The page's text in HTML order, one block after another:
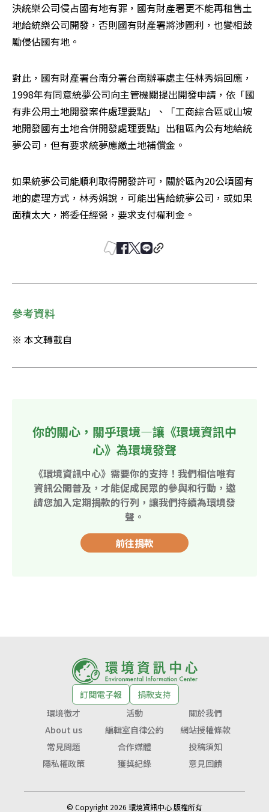
決統樂公司侵占國有地有罪，國有財產署更不能再租售土
地給統樂公司開發，否則國有財產署將涉圖利，也變相鼓
勵侵佔國有地。
對此，國有財產署台南分署台南辦事處主任林秀娟回應，
1998年有同意統夢公司向主管機關提出開發申請，依「國
有非公用土地開發案件處理要點」、「工商綜合區或山坡
地開發國有土地合併開發處理要點」出租區內公有地給統
夢公司，但有要求統夢應繳土地補償金。
如果統夢公司能順利取得開發許可，關於區內20公頃國有
地的處理方式，林秀娟說，可能出售給統夢公司，或如果
面積太大，將委任經營，要求支付權利金。
參考資料
※ 本文轉載自
你的關心，關乎環境—讓《環境資訊中
心》為環境發聲
《環境資訊中心》需要你的支持！我們相信唯有
資訊公開普及，才能促成民眾的參與和行動，邀
請您加入定期捐款的行列，讓我們持續為環境發
聲。
前往捐款
訂閱電子報
捐款支持
環境徵才
活動
關於我們
About us
編輯室自律公約
網站授權條款
常見問題
合作媒體
投稿須知
隱私權政策
獲獎紀錄 意見回饋
© Copyright 2026 環境資訊中心 版權所有